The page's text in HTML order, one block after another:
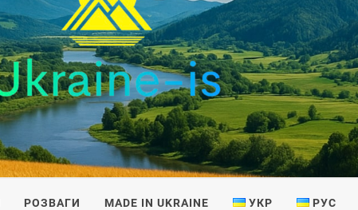
РОЗВАГИ MADE IN UKRAINE УКР РУС